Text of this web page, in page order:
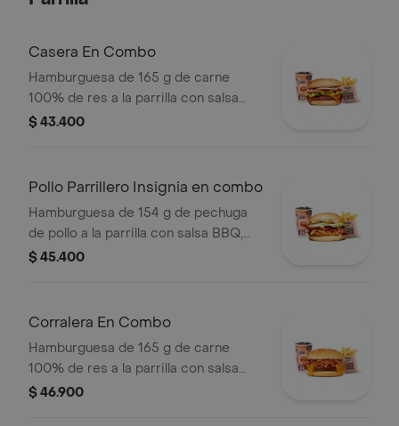
tomate y mostaza en pan papa
Casera En Combo
Hamburguesa de 165 g de carne
100% de res a la parrilla con salsa
bbq, queso americano, cebolla,
cascos) + bebida
$ 43.400
Pollo Parrillero Insignia en combo
Hamburguesa de 154 g de pechuga
de pollo a la parrilla con salsa BBQ,
tocineta, una tajada de queso tipo
pan papa + papas medianas (Corral o
$ 45.400
Corralera En Combo
Hamburguesa de 165 g de carne
100% de res a la parrilla con salsa
bbq, tocineta, queso americano,
$ 46.900